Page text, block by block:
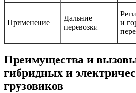
Применение
Дальние
перевозки
и
Преимущества и
гибридных и
грузовиков